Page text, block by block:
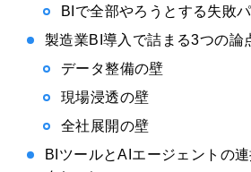
BIで全部やろうとする失敗
製造業BI導入で詰まる3つの論
データ整備の壁
現場浸透の壁
全社展開の壁
BIツールとAIエージェントの